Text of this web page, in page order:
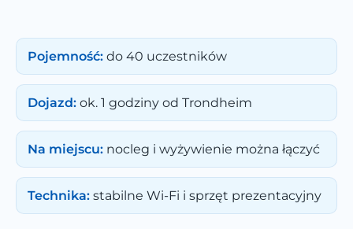
Pojemność: do 40 uczestników
Dojazd: ok. 1 godziny od Trondheim
Na miejscu: nocleg i wyżywienie można łączyć
Technika: stabilne Wi-Fi i sprzęt prezentacyjny